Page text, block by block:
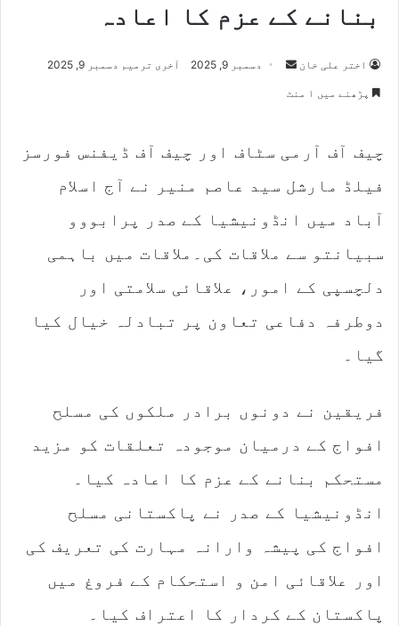
بنانے کے عزم کا اعادہ
اختر علی خان
m
دسمبر 9, 2025 آخری ترمیم دسمبر 9, 2025
پڑھنے میں ۱ منٹ
چیف آف آرمی سٹاف اور چیف آف ڈیفنس فورسز
فیلڈ مارشل سید عاصم منیر نے آج اسلام
آباد میں انڈونیشیا کے صدر پرابووو
سبیانتو سے ملاقات کی۔ملاقات میں باہمی
دلچسپی کے امور، علاقائی سلامتی اور
دوطرفہ دفاعی تعاون پر تبادلہ خیال کیا
گیا۔
فریقین نے دونوں برادر ملکوں کی مسلح
افواج کے درمیان موجودہ تعلقات کو مزید
مستحکم بنانے کے عزم کا اعادہ کیا۔
انڈونیشیا کے صدر نے پاکستانی مسلح
افواج کی پیشہ وارانہ مہارت کی تعریف کی
اور علاقائی امن و استحکام کے فروغ میں
پاکستان کے کردار کا اعتراف کیا۔